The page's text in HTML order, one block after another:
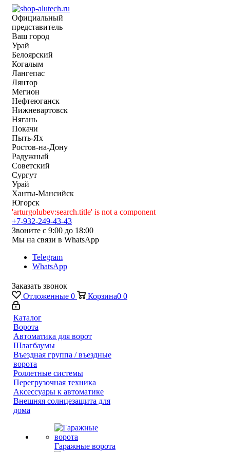
Официальный
представитель
Ваш город
Урай
Белоярский
Когалым
Лангепас
Лянтор
Мегион
Нефтеюганск
Нижневартовск
Нягань
Покачи
Пыть-Ях
Рoстов-на-Дону
Радужный
Советский
Сургут
Урай
Ханты-Мансийск
Югорск
'arturgolubev:search.title' is not a component
+7-932-249-43-43
Звоните с 9:00 до 18:00
Мы на связи в WhatsApp
Telegram
WhatsApp
Заказать звонок
Отложенные 0 Корзина0 0
Каталог
Ворота
Автоматика для ворот
Шлагбаумы
Въездная группа / въездные
ворота
Роллетные системы
Перегрузочная техника
Аксессуары к автоматике
Внешняя солнцезащита для
дома
Гаражные ворота